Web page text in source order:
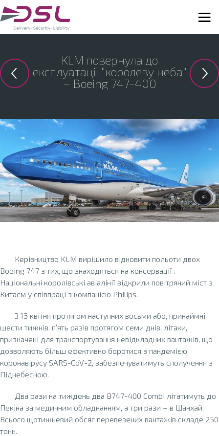
KLM повернула до
експлуатації “королеву неба”
– Boeing 747-400
Керівництво KLM вирішило відновити польоти двох
Boeing 747 з тих, що знаходяться на консервації .
Національні королівські авіалінії відкрили повітряний міст з
Китаєм у співпраці з компанією Philips.
З 13 квітня протягом наступних восьми або, принаймні,
шести тижнів, п’ять разів протягом семи днів, літаки,
призначені для транспортування невідкладних вантажів, що
дозволяють більш ефективно боротися з пандемією
коронавірусу SARS-CoV-2, забезпечуватимуть сполучення з
Піднебесною.
Два рази на тиждень два B747-400 Combi літатимуть до
Пекіна за медичним обладнанням, а три рази – в Шанхай.
Всього щотижневий обсяг перевезених вантажів складе 250
тонн.